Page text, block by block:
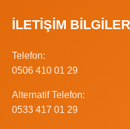
İLETIŞIM
Telefon:
0506 410 01 29
Alternatif Telefon:
0533 417 01 29